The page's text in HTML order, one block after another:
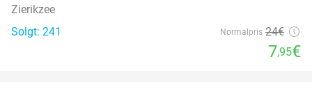
Zierikzee
Solgt: 241
Normalpris 24€
7,95€